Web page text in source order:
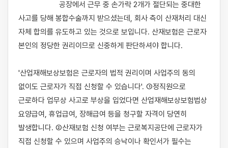
사고를 당해 봉합수술까지 받으셨는데, 회사 측이 산재처리 대신
자체 합의를 유도하고 있는 것으로 보입니다. 산재보험은 근로자
본인의 정당한 권리이므로 신중하게 판단하셔야 합니다.
'산업재해보상보험은 근로자의 법적 권리이며 사업주의 동의
없이도 근로자가 직접 신청할 수 있습니다'. ①정직원으로
근로하다 업무상 사고로 부상을 입었다면 산업재해보상보험법상
요양급여, 휴업급여, 장해급여 등을 청구할 자격이 당연히
발생합니다. ②산재보험 신청 여부는 근로복지공단에 근로자가
직접 신청할 수 있으며 사업주의 승낙이나 확인서가 필수는